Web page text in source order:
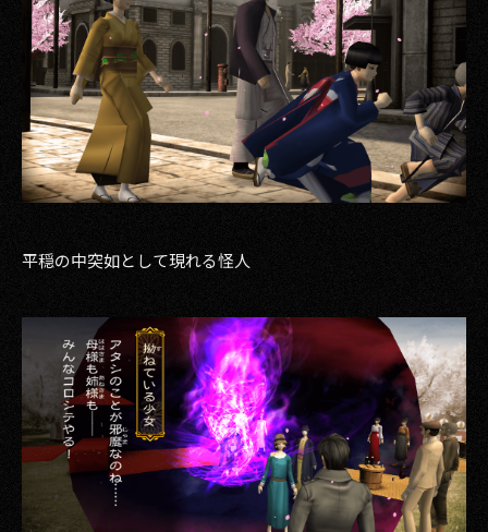
平穏の中突如として現れる怪人